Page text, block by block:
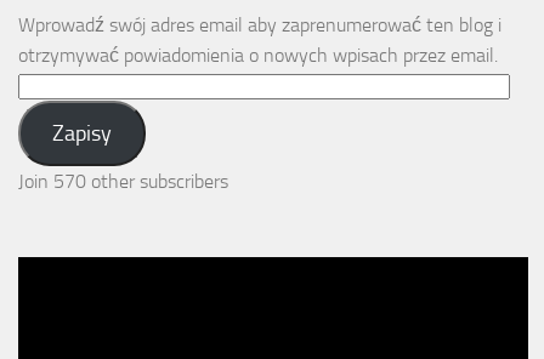
Wprowadź swój adres email aby zaprenumerować ten blog i
otrzymywać powiadomienia o nowych wpisach przez email.
Address:
Zapisy
Join 570 other subscribers